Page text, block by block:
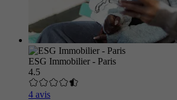
ESG Immobilier - Paris
4.5
4 avis